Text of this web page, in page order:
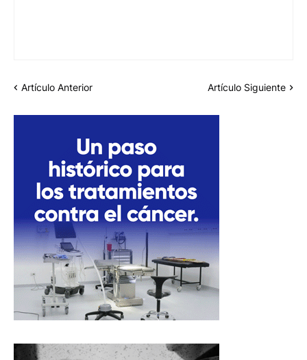
Artículo Anterior Artículo Siguiente